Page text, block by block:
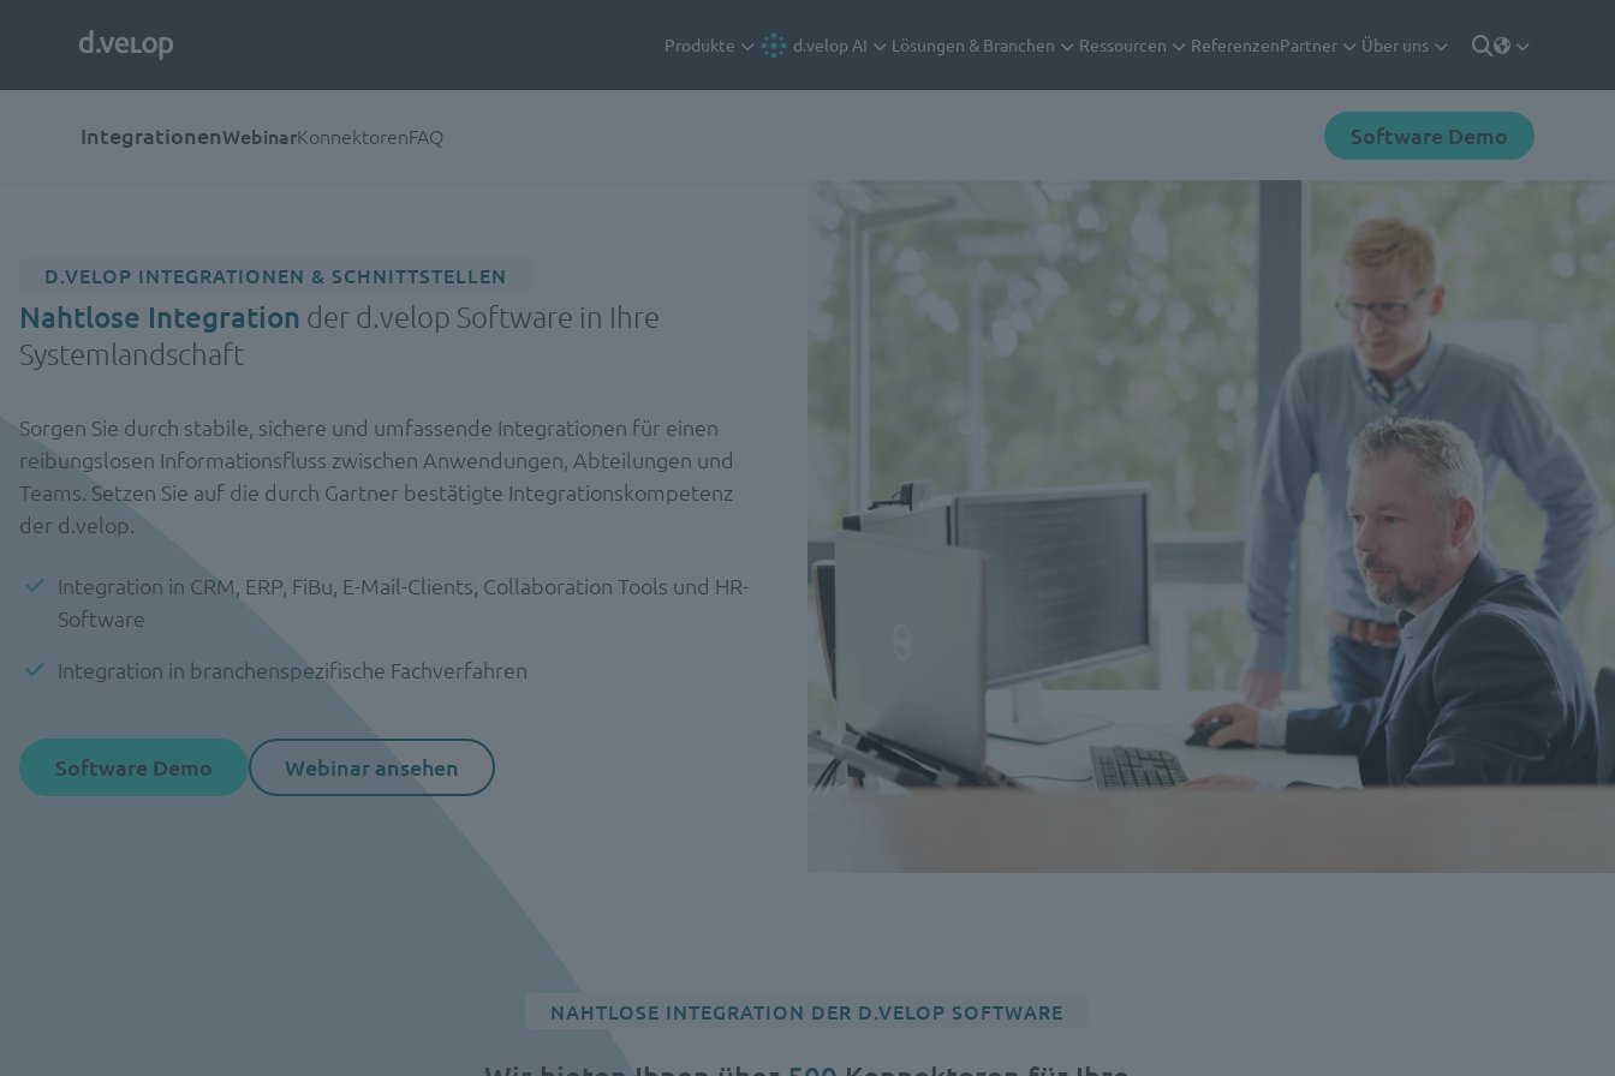
Produkte d.velop AI Lösungen & Branchen Ressourcen ReferenzenPartner Über uns Deutsch
Integrationen Software Demo
WebinarKonnektorenFAQ
D.VELOP INTEGRATIONEN & SCHNITTSTELLEN
Nahtlose Integration der d.velop Software in Ihre
Systemlandschaft
Sorgen Sie durch stabile, sichere und umfassende Integrationen für einen
reibungslosen Informationsfluss zwischen Anwendungen, Abteilungen und
Teams. Setzen Sie auf die durch Gartner bestätigte Integrationskompetenz
der d.velop.
Integration in CRM, ERP, FiBu, E-Mail-Clients, Collaboration Tools und HR-
Software
Integration in branchenspezifische Fachverfahren
Software Demo Webinar ansehen
NAHTLOSE INTEGRATION DER D.VELOP SOFTWARE